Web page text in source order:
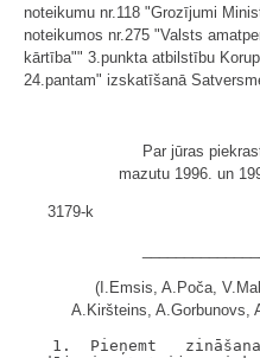
noteikumu nr.118 "Grozījumi
noteikumos nr.275 "Valsts
kārtība"" 3.punkta atbilstību
24.pantam" izskatīšanā
Par jūras
mazutu 1996. un
3179-k
(I.Emsis, A.Poča,
A.Kiršteins, A.Gorbunovs,
1.  Pieņemt